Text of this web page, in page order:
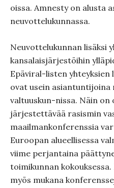
oissa. Amnesty on alusta
neuvottelukunnassa.
Neuvottelukunnan lisäksi
kansalaisjärjestöihin
Epäviral-listen
ovat usein asiantuntijoina
valtuuskun-nissa. Näin on
järjestettävää rasismin
maailmankonferenssia
Euroopan alueellisessa
viime perjantaina
toimikunnan
myös mukana